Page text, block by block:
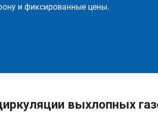
и фиксированные цены.
выхлопных